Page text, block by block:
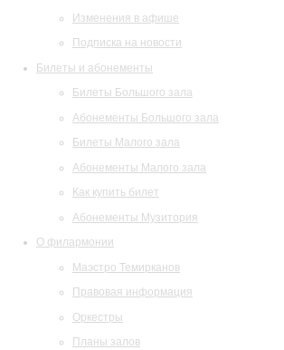
Изменения в афише
Подписка на новости
Билеты и абонементы
Билеты Большого зала
Абонементы Большого зала
Билеты Малого зала
Абонементы Малого зала
Как купить билет
Абонементы Музитория
О филармонии
Маэстро Темирканов
Правовая информация
Оркестры
Планы залов